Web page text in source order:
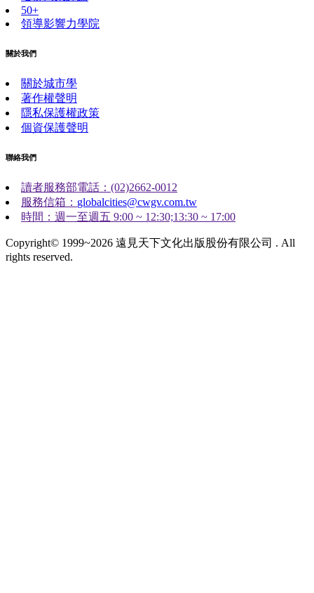
50+
領導影響力學院
關於我們
關於城市學
著作權聲明
隱私保護權政策
個資保護聲明
聯絡我們
讀者服務部電話：(02)2662-0012
服務信箱： globalcities@cwgv.com.tw
時間：週一至週五 9:00 ~ 12:30;13:30 ~ 17:00
Copyright© 1999~2026 遠見天下文化出版股份有限公司 . All
rights reserved.